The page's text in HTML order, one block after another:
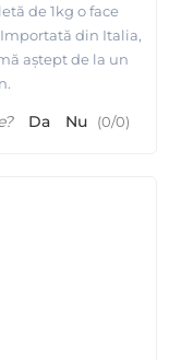
de 1kg o face
din Italia,
aștept de la un
Da Nu (0/0)